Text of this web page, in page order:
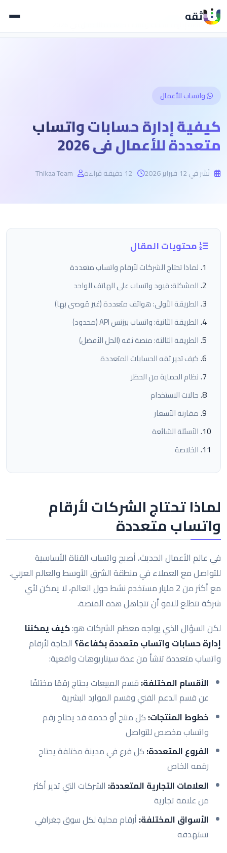
ثقهالرئيسية
كيفية إدارة حسابات واتساب متعددة للأعمال في 2026
واتساب للأعمال
كيفية إدارة حسابات واتساب
متعددة للأعمال في 2026
نُشر في 12 فبراير 2026
محتويات المقال
لماذا تحتاج الشركات لأرقام واتساب متعددة
المشكلة: قيود واتساب على الهاتف الواحد
الطريقة الأولى: هواتف متعددة (غير مُوصى بها)
الطريقة الثانية: واتساب بيزنس API (محدود)
الطريقة الثالثة: منصة ثقه (الحل الأفضل)
كيف تدير ثقه الحسابات المتعددة
نظام الحماية من الحظر
حالات الاستخدام
مقارنة الأسعار
الأسئلة الشائعة
الخلاصة
لماذا تحتاج الشركات لأرقام
واتساب متعددة
في عالم الأعمال الحديث، أصبح واتساب القناة الأساسية
للتواصل مع العملاء في منطقة الشرق الأوسط والعالم العربي.
مع أكثر من 2 مليار مستخدم نشط حول العالم، لا يمكن لأي
شركة تتطلع للنمو أن تتجاهل هذه المنصة.
لكن السؤال الذي يواجه معظم الشركات هو:كيف يمكننا
إدارة حسابات واتساب متعددة بكفاءة؟ الحاجة لأرقام
واتساب متعددة تنشأ من عدة سيناريوهات واقعية:
الأقسام المختلفة: قسم المبيعات يحتاج رقمًا مختلفًا
عن قسم الدعم الفني وقسم الموارد البشرية
خطوط المنتجات: كل منتج أو خدمة قد يحتاج رقم
واتساب مخصص للتواصل
الفروع المتعددة: كل فرع في مدينة مختلفة يحتاج
رقمه الخاص
العلامات التجارية المتعددة: الشركات التي تدير أكثر
من علامة تجارية
الأسواق المختلفة: أرقام محلية لكل سوق جغرافي
تستهدفه